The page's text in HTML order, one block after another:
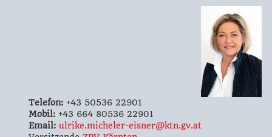
Telefon:+43 50536 22901
Mobil:+43 664 80536 22901
Email: ulrike.micheler-eisner@ktn.gv.at